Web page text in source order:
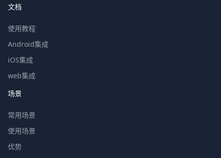
文档
使用教程
Android集成
iOS集成
web集成
场景
常用场景
使用场景
优势